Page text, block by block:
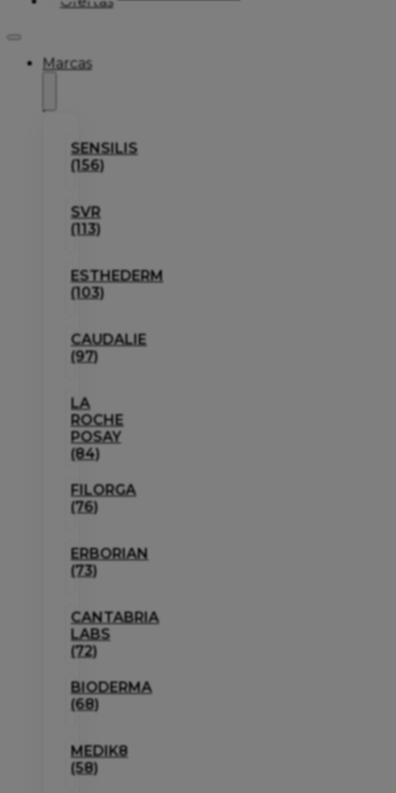
Marcas
SENSILIS
(156)
SVR
(113)
ESTHEDERM
(103)
CAUDALIE
(97)
LA
ROCHE
POSAY
(84)
FILORGA
(76)
ERBORIAN
(73)
CANTABRIA
LABS
(72)
BIODERMA
(68)
MEDIK8
(58)